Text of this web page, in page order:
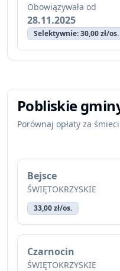
Obowiązywała od
28.11.2025
Selektywnie: 30,00 zł/os.
Pobliskie
Porównaj opłaty za
Bejsce
ŚWIĘTOKRZYSKIE
33,00 zł/os.
Czarnocin
ŚWIĘTOKRZYSKIE